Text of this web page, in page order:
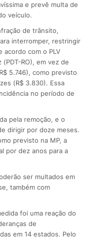
e prevê multa de
veículo.
de trânsito,
interromper, restringir
acordo com o PLV
RO), em vez de
5.746), como previsto
(R$ 3.830). Essa
no período de
pela remoção, e o
dirigir por doze meses.
previsto na MP, a
por dez anos para a
ser multados em
também com
foi uma reação do
de
em 14 estados. Pelo